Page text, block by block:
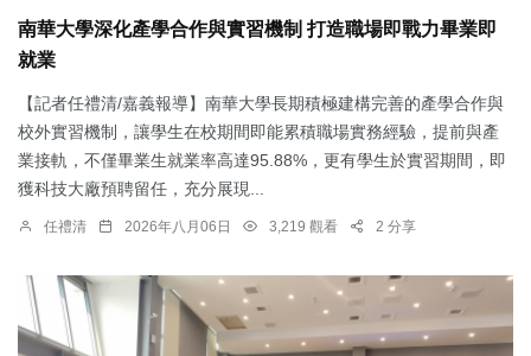
南華大學深化產學合作與實習機制 打造職場即戰力畢業即
就業
【記者任禮清/嘉義報導】南華大學長期積極建構完善的產學合作與
校外實習機制，讓學生在校期間即能累積職場實務經驗，提前與產
業接軌，不僅畢業生就業率高達95.88%，更有學生於實習期間，即
獲科技大廠預聘留任，充分展現...
任禮清 2026年八月06日 3,219 觀看 2 分享